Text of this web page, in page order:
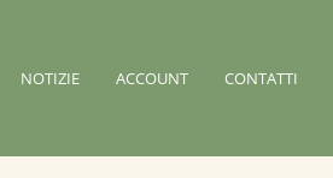
NOTIZIE ACCOUNT CONTATTI